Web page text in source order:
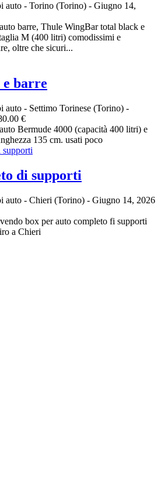
auto - Torino (Torino) - Giugno 14,
barre, Thule WingBar total black e
M (400 litri) comodissimi e
oltre che sicuri...
e barre
auto - Settimo Torinese (Torino) -
€
Bermude 4000 (capacità 400 litri) e
135 cm. usati poco
di supporti
auto - Chieri (Torino) - Giugno 14, 2026
box per auto completo fi supporti
a Chieri